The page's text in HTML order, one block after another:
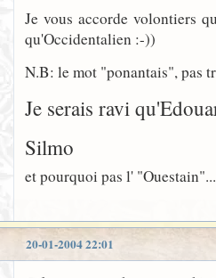
Je vous accorde volontiers
qu'Occidentalien :-))
N.B: le mot "ponantais", pas
Je serais ravi
Silmo
et pourquoi pas l'
20-01-2004 22:01